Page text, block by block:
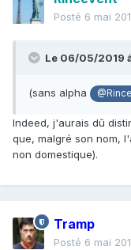
Posté 6 mai
Le 06/05/2019
(sans alpha
Indeed, j'aurais dû
que, malgré son nom,
non domestique).
Tramp
Posté 6 mai